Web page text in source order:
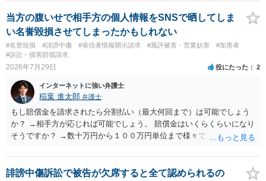
貴殿が投稿した事実を認めてしまったことで「答え合わせ」になって
しまったのではないでしょうか。 相手方の動きについても、相手方次
第ですので何とも言えません。公開の場で回答するには情報が乏し
く、ここで詳細を明らかにすることは事案の特定に繋がってしまうの
で、弁護士へ直接相談した方がよいです。
当方の腹いせで相手方の個人情報をSNSで晒してしま
い名誉毀損させてしまったかもしれない
#名誉毀損 #誹謗中傷 #発信者情報開示請求 #風評被害・営業妨害
#加害者
#訴訟・損害賠償請求
2026年7月29日 役にたった 2
インターネットに強い弁護士
稲葉 進太郎 弁護士
もし賠償金を請求されたら分割払い（最大何回まで）は可能でしょう
か？ →相手方が応じれば可能でしょう。 賠償金はいくらくらいになり
そうですか？ →数十万円から１００万円単位まで様々であり、不明で
渉が行われ、双方合意に至れば支払が開始され、決裂して相手方が訴
訟提起を選択すれば訴訟の中で解決がなされる流れが通常です。
誹謗中傷訴訟で被告が欠席すると全て認められるの